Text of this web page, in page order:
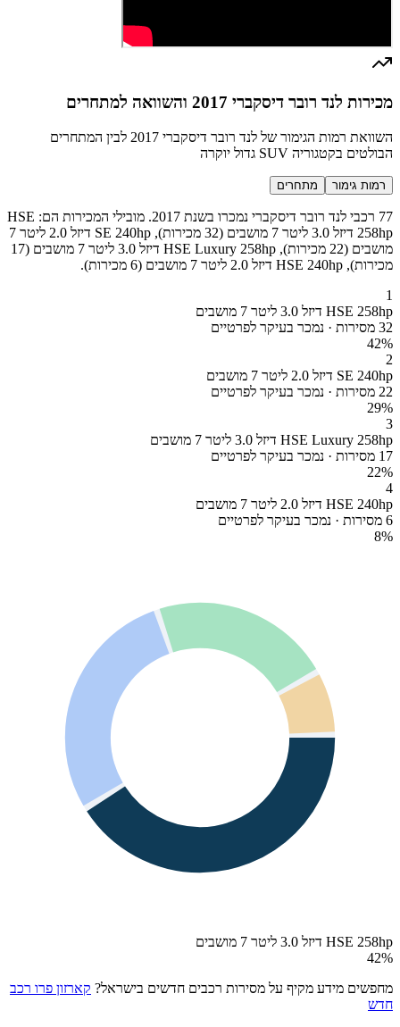
מכירות לנד רובר דיסקברי 2017 והשוואה למתחרים
השוואת רמות הגימור של לנד רובר דיסקברי 2017 לבין המתחרים
הבולטים בקטגוריה SUV גדול יוקרה
רמות גימור מתחרים
77 רכבי לנד רובר דיסקברי נמכרו בשנת 2017. מובילי המכירות הם: HSE
258hp דיזל 3.0 ליטר 7 מושבים (32 מכירות), SE 240hp דיזל 2.0 ליטר 7
מושבים (22 מכירות), HSE Luxury 258hp דיזל 3.0 ליטר 7 מושבים (17
מכירות), HSE 240hp דיזל 2.0 ליטר 7 מושבים (6 מכירות).
1
HSE 258hp דיזל 3.0 ליטר 7 מושבים
32 מסירות · נמכר בעיקר לפרטיים
42%
2
SE 240hp דיזל 2.0 ליטר 7 מושבים
22 מסירות · נמכר בעיקר לפרטיים
29%
3
HSE Luxury 258hp דיזל 3.0 ליטר 7 מושבים
17 מסירות · נמכר בעיקר לפרטיים
22%
4
HSE 240hp דיזל 2.0 ליטר 7 מושבים
6 מסירות · נמכר בעיקר לפרטיים
8%
HSE 258hp דיזל 3.0 ליטר 7 מושבים
42%
מחפשים מידע מקיף על מסירות רכבים חדשים בישראל? קארזון פרו רכב
חדש